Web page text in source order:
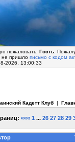
пожаловать, Гость.
не пришло письмо с кодом
2026, 13:00:33
Кадетт Клуб|
««« 1 ... 26 27 28 29